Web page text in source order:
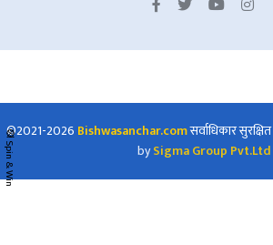
©2021-2026 Bishwasanchar.comसर्वाधिकार सुरक्षित
bySigma Group Pvt.Ltd
🎡 Spin & Win